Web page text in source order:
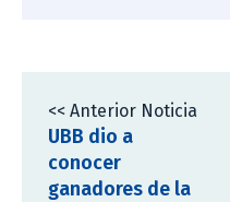
<< Anterior Noticia
UBB dio a
conocer
ganadores de la